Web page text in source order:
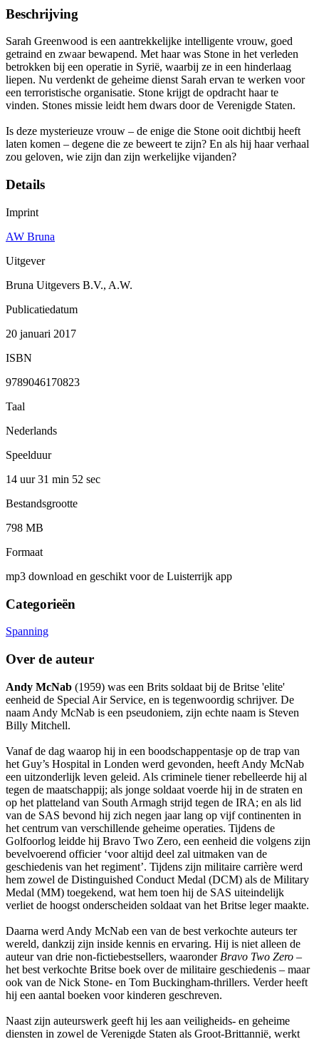
Beschrijving
Sarah Greenwood is een aantrekkelijke intelligente vrouw, goed
getraind en zwaar bewapend. Met haar was Stone in het verleden
betrokken bij een operatie in Syrië, waarbij ze in een hinderlaag
liepen. Nu verdenkt de geheime dienst Sarah ervan te werken voor
een terroristische organisatie. Stone krijgt de opdracht haar te
vinden. Stones missie leidt hem dwars door de Verenigde Staten.
Is deze mysterieuze vrouw – de enige die Stone ooit dichtbij heeft
laten komen – degene die ze beweert te zijn? En als hij haar verhaal
zou geloven, wie zijn dan zijn werkelijke vijanden?
Details
Imprint
AW Bruna
Uitgever
Bruna Uitgevers B.V., A.W.
Publicatiedatum
20 januari 2017
ISBN
9789046170823
Taal
Nederlands
Speelduur
14 uur 31 min 52 sec
Bestandsgrootte
798 MB
Formaat
mp3 download en geschikt voor de Luisterrijk app
Categorieën
Spanning
Over de auteur
Andy McNab (1959) was een Brits soldaat bij de Britse 'elite'
eenheid de Special Air Service, en is tegenwoordig schrijver. De
naam Andy McNab is een pseudoniem, zijn echte naam is Steven
Billy Mitchell.
Vanaf de dag waarop hij in een boodschappentasje op de trap van
het Guy’s Hospital in Londen werd gevonden, heeft Andy McNab
een uitzonderlijk leven geleid. Als criminele tiener rebelleerde hij al
tegen de maatschappij; als jonge soldaat voerde hij in de straten en
op het platteland van South Armagh strijd tegen de IRA; en als lid
van de SAS bevond hij zich negen jaar lang op vijf continenten in
het centrum van verschillende geheime operaties. Tijdens de
Golfoorlog leidde hij Bravo Two Zero, een eenheid die volgens zijn
bevelvoerend officier ‘voor altijd deel zal uitmaken van de
geschiedenis van het regiment’. Tijdens zijn militaire carrière werd
hem zowel de Distinguished Conduct Medal (DCM) als de Military
Medal (MM) toegekend, wat hem toen hij de SAS uiteindelijk
verliet de hoogst onderscheiden soldaat van het Britse leger maakte.
Daarna werd Andy McNab een van de best verkochte auteurs ter
wereld, dankzij zijn inside kennis en ervaring. Hij is niet alleen de
auteur van drie non-fictiebestsellers, waaronder Bravo Two Zero –
het best verkochte Britse boek over de militaire geschiedenis – maar
ook van de Nick Stone- en Tom Buckingham-thrillers. Verder heeft
hij een aantal boeken voor kinderen geschreven.
Naast zijn auteurswerk geeft hij les aan veiligheids- en geheime
diensten in zowel de Verenigde Staten als Groot-Brittannië, werkt